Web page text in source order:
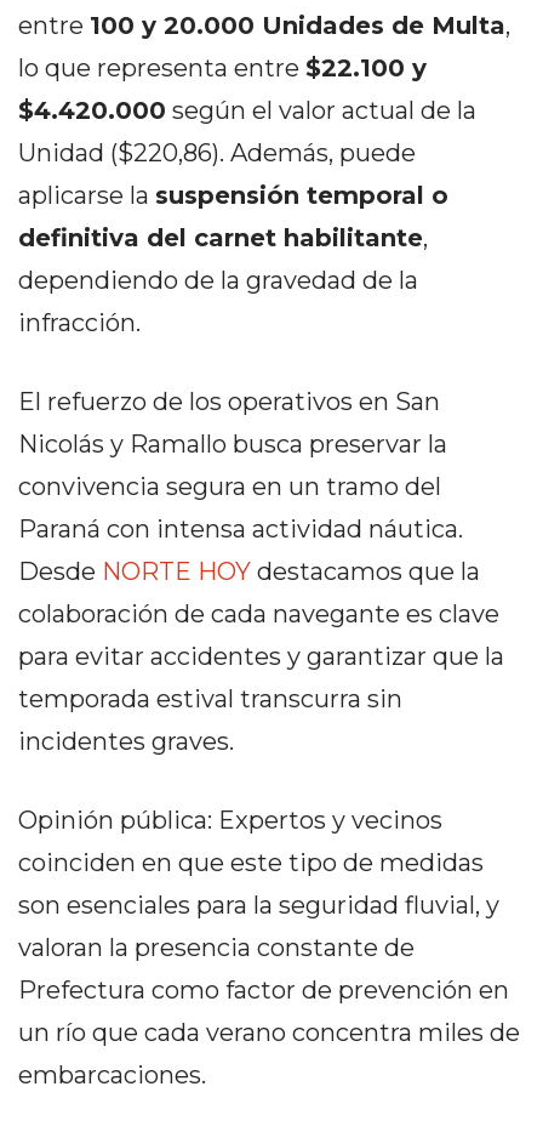
PUBLICITÁ
EN
NORTE
HORA
CLAVE
PERGAMINO
ROJAS
VIRTUAL
DE
NOTICIAS
DE
SALTO
ZÁRATE
CAMPANA
NOTICIAS
DE
CAMPANA
EXALTACIÓN
LA
CRUZ
COLÓN
EL
entre 100 y 20.000 Unidades de Multa,
lo que representa entre $22.100 y
$4.420.000 según el valor actual de la
Unidad ($220,86). Además, puede
aplicarse la suspensión temporal o
definitiva del carnet habilitante,
dependiendo de la gravedad de la
infracción.
El refuerzo de los operativos en San
Nicolás y Ramallo busca preservar la
convivencia segura en un tramo del
Paraná con intensa actividad náutica.
Desde NORTE HOY destacamos que la
colaboración de cada navegante es clave
para evitar accidentes y garantizar que la
temporada estival transcurra sin
incidentes graves.
Opinión pública: Expertos y vecinos
coinciden en que este tipo de medidas
son esenciales para la seguridad fluvial, y
valoran la presencia constante de
Prefectura como factor de prevención en
un río que cada verano concentra miles de
embarcaciones.